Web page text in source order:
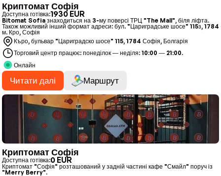
Криптомат Софія
Доступна готівка:1930 EUR
Bitomat Sofia знаходиться на 3-му поверсі ТРЦ "The Mall", біля ліфта.
Також можливий інший формат адреси: бул. "Цариградське шосе" 115з, 1784
м. Кро, Софія
Къро, бульвар "Цариградско шосе" 115, 1784 Софія, Болгарія
Торговий центр працює: понеділок — неділя: 10:00 — 21:00.
Онлайн
Читати далі Маршрут
Криптомат Софія
Доступна готівка:0 EUR
Криптомат "Софія" розташований у задній частині кафе "Смайл" поруч із
"Merry Berry".